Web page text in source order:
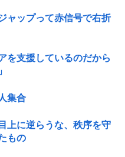
ャップって赤信号で右折
を支援しているのだから
集合
上に逆らうな、秩序を守
もの